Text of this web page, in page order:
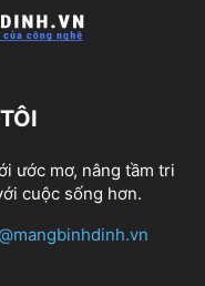
ước mơ, nâng tầm tri
cuộc sống hơn.